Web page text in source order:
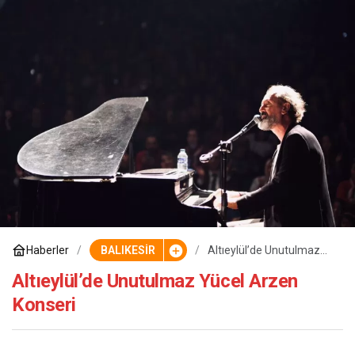
Haberler BALIKESİR
Altıeylül’de Unutulmaz
Altıeylül’de Unutulmaz Yücel Arzen
Konseri